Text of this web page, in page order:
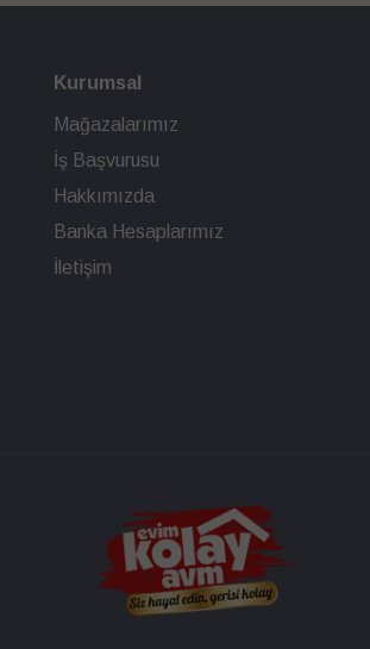
Kurumsal
Mağazalarımız
İş Başvurusu
Hakkımızda
Banka Hesaplarımız
İletişim